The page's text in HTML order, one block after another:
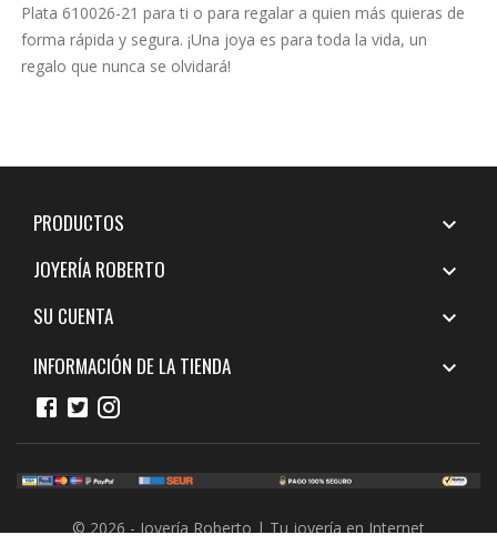
Plata 610026-21 para ti o para regalar a quien más quieras de
forma rápida y segura. ¡Una joya es para toda la vida, un
regalo que nunca se olvidará!
PRODUCTOS 
JOYERÍA ROBERTO 
SU CUENTA 
INFORMACIÓN DE LA TIENDA 
© 2026 - Joyería Roberto | Tu joyería en Internet